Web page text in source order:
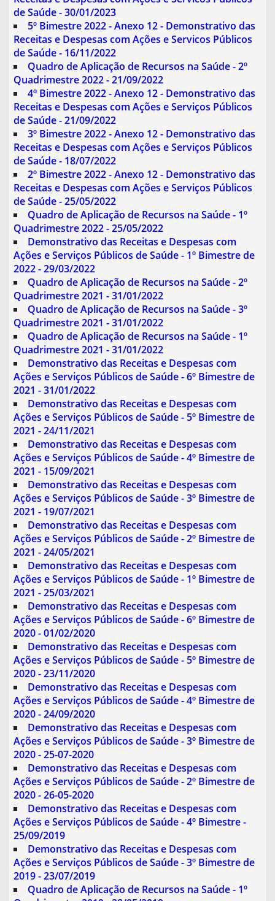
de Saúde - 30/01/2023
5º Bimestre 2022 - Anexo 12 - Demonstrativo das
Receitas e Despesas com Ações e Servicos Públicos
de Saúde - 16/11/2022
Quadro de Aplicação de Recursos na Saúde - 2º
Quadrimestre 2022 - 21/09/2022
4º Bimestre 2022 - Anexo 12 - Demonstrativo das
Receitas e Despesas com Ações e Serviços Públicos
de Saúde - 21/09/2022
3º Bimestre 2022 - Anexo 12 - Demonstrativo das
Receitas e Despesas com Ações e Serviços Públicos
de Saúde - 18/07/2022
2º Bimestre 2022 - Anexo 12 - Demonstrativo das
Receitas e Despesas com Ações e Serviços Públicos
de Saúde - 25/05/2022
Quadro de Aplicação de Recursos na Saúde - 1º
Quadrimestre 2022 - 25/05/2022
Demonstrativo das Receitas e Despesas com
Ações e Serviços Públicos de Saúde - 1º Bimestre de
2022 - 29/03/2022
Quadro de Aplicação de Recursos na Saúde - 2º
Quadrimestre 2021 - 31/01/2022
Quadro de Aplicação de Recursos na Saúde - 3º
Quadrimestre 2021 - 31/01/2022
Quadro de Aplicação de Recursos na Saúde - 1º
Quadrimestre 2021 - 31/01/2022
Demonstrativo das Receitas e Despesas com
Ações e Serviços Públicos de Saúde - 6º Bimestre de
2021 - 31/01/2022
Demonstrativo das Receitas e Despesas com
Ações e Serviços Públicos de Saúde - 5º Bimestre de
2021 - 24/11/2021
Demonstrativo das Receitas e Despesas com
Ações e Serviços Públicos de Saúde - 4º Bimestre de
2021 - 15/09/2021
Demonstrativo das Receitas e Despesas com
Ações e Serviços Públicos de Saúde - 3º Bimestre de
2021 - 19/07/2021
Demonstrativo das Receitas e Despesas com
Ações e Serviços Públicos de Saúde - 2º Bimestre de
2021 - 24/05/2021
Demonstrativo das Receitas e Despesas com
Ações e Serviços Públicos de Saúde - 1º Bimestre de
2021 - 25/03/2021
Demonstrativo das Receitas e Despesas com
Ações e Serviços Públicos de Saúde - 6º Bimestre de
2020 - 01/02/2020
Demonstrativo das Receitas e Despesas com
Ações e Serviços Públicos de Saúde - 5º Bimestre de
2020 - 23/11/2020
Demonstrativo das Receitas e Despesas com
Ações e Serviços Públicos de Saúde - 4º Bimestre de
2020 - 24/09/2020
Demonstrativo das Receitas e Despesas com
Ações e Serviços Públicos de Saúde - 3º Bimestre de
2020 - 25-07-2020
Demonstrativo das Receitas e Despesas com
Ações e Serviços Públicos de Saúde - 2º Bimestre de
2020 - 26-05-2020
Demonstrativo das Receitas e Despesas com
Ações e Serviços Públicos de Saúde - 4º Bimestre -
25/09/2019
Demonstrativo das Receitas e Despesas com
Ações e Serviços Públicos de Saúde - 3º Bimestre de
2019 - 23/07/2019
Quadro de Aplicação de Recursos na Saúde - 1º